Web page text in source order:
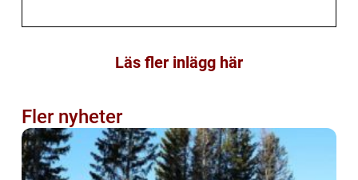
Läs fler inlägg här
Fler nyheter